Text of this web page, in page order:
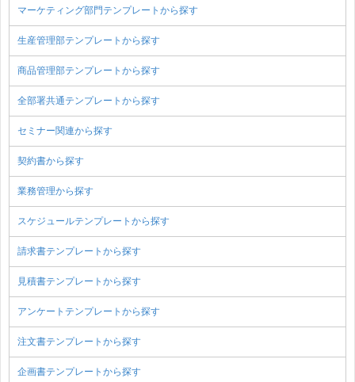
マーケティング部門テンプレートから探す
生産管理部テンプレートから探す
商品管理部テンプレートから探す
全部署共通テンプレートから探す
セミナー関連から探す
契約書から探す
業務管理から探す
スケジュールテンプレートから探す
請求書テンプレートから探す
見積書テンプレートから探す
アンケートテンプレートから探す
注文書テンプレートから探す
企画書テンプレートから探す